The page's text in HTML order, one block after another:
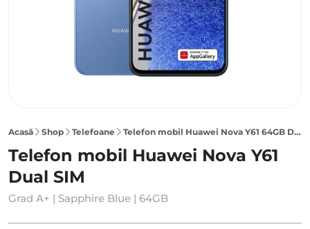
Acasă Shop Telefoane Telefon mobil Huawei Nova Y61 64GB Dual SIM, Sapphire Blue
Telefon mobil Huawei Nova Y61
Dual SIM
Grad A+ | Sapphire Blue | 64GB